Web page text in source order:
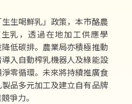
生喝鮮乳」政策，本市酪農
乳，透過在地加工供應學
低碳排。農業局亦積極推動
入自動榨乳機器人及綠能設
零循環。未來將持續推廣食
品多元加工及建立自有品牌
爭力。